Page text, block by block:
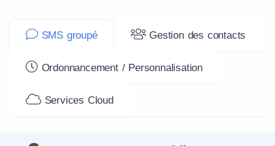
SMS groupé Gestion des contacts
Ordonnancement / Personnalisation
Services Cloud